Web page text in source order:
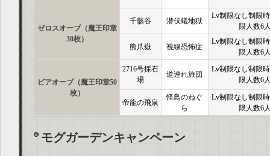
ゼロスオーブ（魔王印章
30枚）
千骸谷 潜伏蟻地獄
Lv制限なし制限
限人数6
熊爪嶽 視線恐怖症
Lv制限なし制限
限人数6
ビアオーブ（魔王印章50
枚）
2716号採石
場
道連れ旅団
Lv制限なし制限
限人数6
帝龍の飛泉
怪鳥のねぐ
ら
Lv制限なし制限
限人数6
モグガーデンキャンペーン